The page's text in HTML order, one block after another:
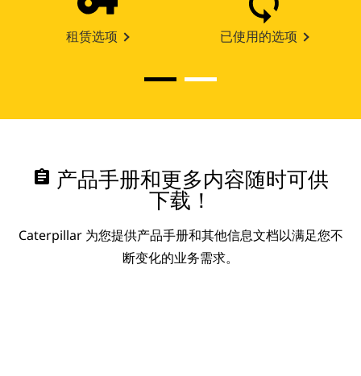
租赁选项 已使用的选项
assignment 产品手册和更多内容随时可供
下载！
Caterpillar 为您提供产品手册和其他信息文档以满足您不
断变化的业务需求。